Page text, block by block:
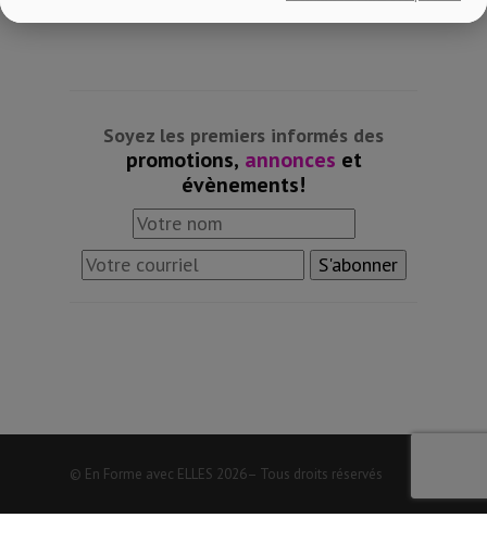
Soyez les premiers informés des
promotions, annonces et
évènements!
© En Forme avec ELLES 2026– Tous droits réservés